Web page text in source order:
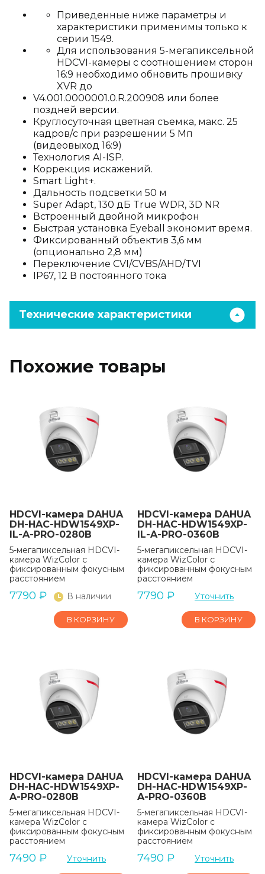
Приведенные ниже параметры и
характеристики применимы только к
серии 1549.
Для использования 5-мегапиксельной
HDCVI-камеры с соотношением сторон
16:9 необходимо обновить прошивку
XVR до
V4.001.0000001.0.R.200908 или более
поздней версии.
Круглосуточная цветная съемка, макс. 25
кадров/с при разрешении 5 Мп
(видеовыход 16:9)
Технология AI-ISP.
Коррекция искажений.
Smart Light+.
Дальность подсветки 50 м
Super Adapt, 130 дБ True WDR, 3D NR
Встроенный двойной микрофон
Быстрая установка Eyeball экономит время.
Фиксированный объектив 3,6 мм
(опционально 2,8 мм)
Переключение CVI/CVBS/AHD/TVI
IP67, 12 В постоянного тока
Технические характеристики
Похожие товары
HDCVI-камера DAHUA
DH-HAC-HDW1549XP-
IL-A-PRO-0280B
5-мегапиксельная HDCVI-
камера WizColor с
фиксированным фокусным
расстоянием
7790 ₽ В наличии
В КОРЗИНУ
HDCVI-камера DAHUA
DH-HAC-HDW1549XP-
IL-A-PRO-0360B
5-мегапиксельная HDCVI-
камера WizColor с
фиксированным фокусным
расстоянием
7790 ₽ Уточнить
В КОРЗИНУ
HDCVI-камера DAHUA
DH-HAC-HDW1549XP-
A-PRO-0280B
5-мегапиксельная HDCVI-
камера WizColor с
фиксированным фокусным
расстоянием
7490 ₽ Уточнить
HDCVI-камера DAHUA
DH-HAC-HDW1549XP-
A-PRO-0360B
5-мегапиксельная HDCVI-
камера WizColor с
фиксированным фокусным
расстоянием
7490 ₽ Уточнить